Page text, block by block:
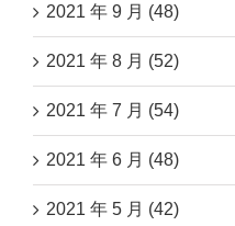
2021 年 9 月 (48)
2021 年 8 月 (52)
2021 年 7 月 (54)
2021 年 6 月 (48)
2021 年 5 月 (42)